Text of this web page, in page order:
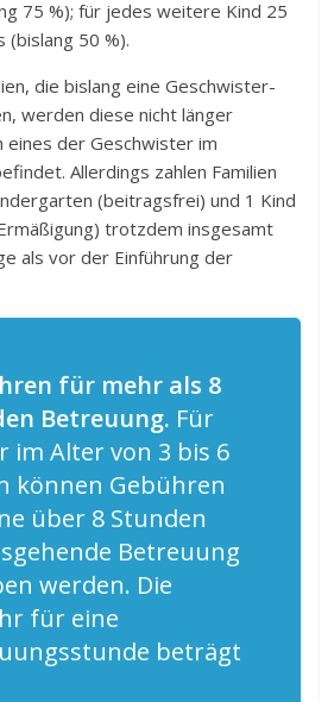
75 %); für jedes weitere Kind 25
(bislang 50 %).
die bislang eine Geschwister-
werden diese nicht länger
eines der Geschwister im
Allerdings zahlen Familien
(beitragsfrei) und 1 Kind
trotzdem insgesamt
als vor der Einführung der
für mehr als 8
Betreuung. Für
im Alter von 3 bis 6
können Gebühren
über 8 Stunden
Betreuung
werden. Die
für eine
beträgt